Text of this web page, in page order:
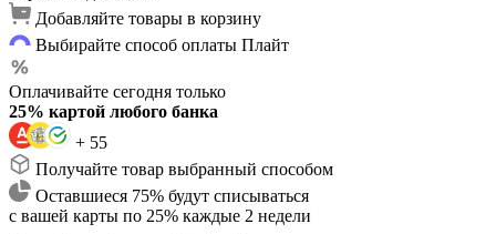
Добавляйте товары в корзину
Выбирайте способ оплаты Плайт
Оплачивайте сегодня только
25% картой любого банка
+ 55
Получайте товар выбранный способом
Оставшиеся 75% будут списываться
с вашей карты по 25% каждые 2 недели